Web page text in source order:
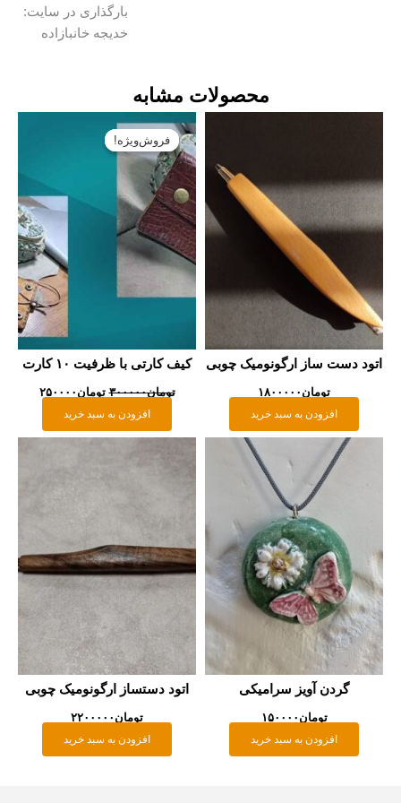
بارگذاری در سایت:
خدیجه خانبازاده
محصولات مشابه
دست ساز ارگونومیک چوبی
۱۸۰۰۰۰۰
افزودن به سبد خرید
فروش‌ویژه!
فروش‌ویژه!
کیف کارتی با ظرفیت ۱۰ کارت
۳۰۰۰۰۰
اصلی:
تومان۳۰۰۰۰۰
بود.
تومان ۲۵۰۰۰۰
افزودن به سبد خرید
گردن آویز سرامیکی
۱۵۰۰۰۰
افزودن به سبد خرید
اتود دستساز ارگونومیک چوبی
۲۲۰۰۰۰۰
افزودن به سبد خرید